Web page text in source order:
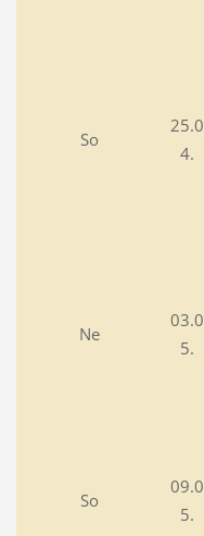
So
25.0
4.
Ne
03.0
5.
So
09.0
5.